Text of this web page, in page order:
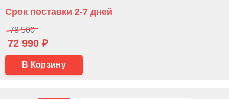
Срок поставки 2-7 дней
78 500
72 990 ₽
В Корзину